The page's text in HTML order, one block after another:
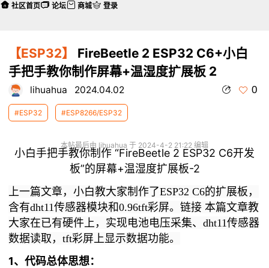
【ESP32】
FireBeetle 2 ESP32 C6+小白
手把手教你制作屏幕+温湿度扩展板 2
lihuahua 2024.04.02 0
#ESP32 #ESP8266/ESP32
本帖最后由 lihuahua 于 2024-4-2 21:22 编辑
小白手把手教你制作 “FireBeetle 2 ESP32 C6开发
板”的屏幕+温湿度扩展板-2
上一篇文章，小白教大家制作了ESP32 C6的扩展板，
含有dht11传感器模块和0.96tft彩屏。链接 本篇文章教
大家在已有硬件上，实现电池电压采集、dht11传感器
数据读取 ，tft彩屏上显示数据功能。
1、代码总体思想：
社区首页 论坛 商城 登录